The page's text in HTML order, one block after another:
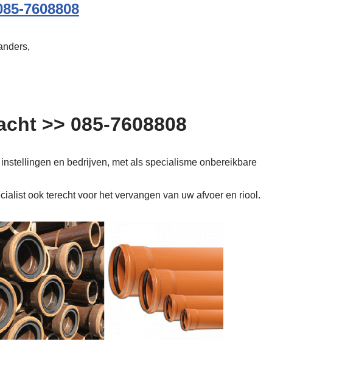
7608808
>> 085-7608808
en bedrijven, met als specialisme onbereikbare
ook terecht voor het vervangen van uw afvoer en riool.